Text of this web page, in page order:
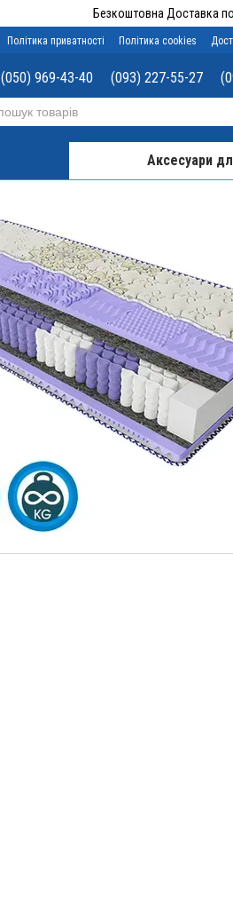
Безкоштовна Доставка по
Політика приватності Політика cookies
(050) 969-43-40 (093) 227-55-27
Аксесуари